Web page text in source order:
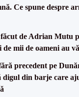
Ce spune despre
de Adrian Mutu
de mii de oameni au
precedent pe
digul din barje care